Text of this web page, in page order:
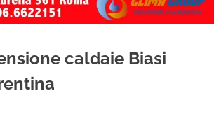
caldaie Biasi